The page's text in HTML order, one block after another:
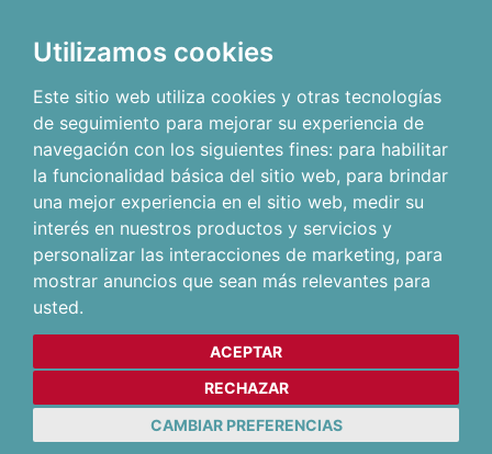
Utilizamos cookies
Este sitio web utiliza cookies y otras tecnologías
de seguimiento para mejorar su experiencia de
navegación con los siguientes fines: para habilitar
la funcionalidad básica del sitio web, para brindar
una mejor experiencia en el sitio web, medir su
interés en nuestros productos y servicios y
personalizar las interacciones de marketing, para
mostrar anuncios que sean más relevantes para
usted.
ACEPTAR
RECHAZAR
CAMBIAR PREFERENCIAS